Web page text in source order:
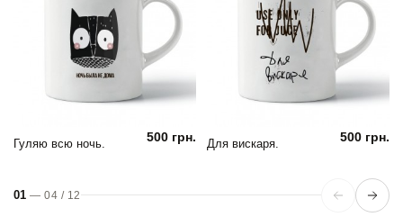
Гуляю всю ночь. 500 грн. Для вискаря. 500 грн.
01 —04 / 12